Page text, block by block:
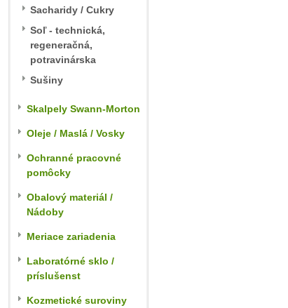
Sacharidy / Cukry
Soľ - technická,
regeneračná,
potravinárska
Sušiny
Skalpely Swann-Morton
Oleje / Maslá / Vosky
Ochranné pracovné
pomôcky
Obalový materiál /
Nádoby
Meriace zariadenia
Laboratórné sklo /
príslušenst
Kozmetické suroviny